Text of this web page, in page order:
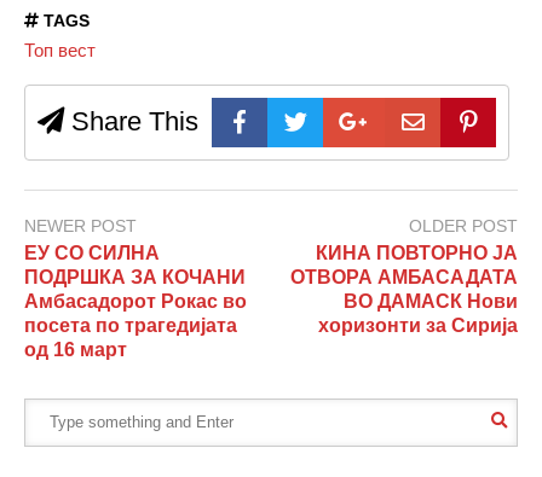
TAGS
Топ вест
Share This
NEWER POST
ЕУ СО СИЛНА
ПОДРШКА ЗА КОЧАНИ
Амбасадорот Рокас во
посета по трагедијата
од 16 март
OLDER POST
КИНА ПОВТОРНО ЈА
ОТВОРА АМБАСАДАТА
ВО ДАМАСК Нови
хоризонти за Сирија